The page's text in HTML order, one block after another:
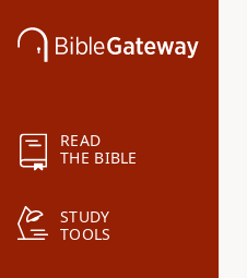
READ
THE BIBLE
STUDY
TOOLS